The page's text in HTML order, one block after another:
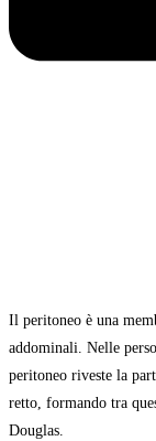
Il peritoneo è una
addominali. Nelle
peritoneo riveste la
retto, formando tra
Douglas.